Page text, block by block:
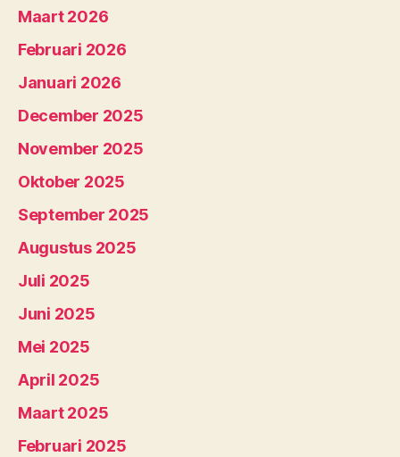
Maart 2026
Februari 2026
Januari 2026
December 2025
November 2025
Oktober 2025
September 2025
Augustus 2025
Juli 2025
Juni 2025
Mei 2025
April 2025
Maart 2025
Februari 2025